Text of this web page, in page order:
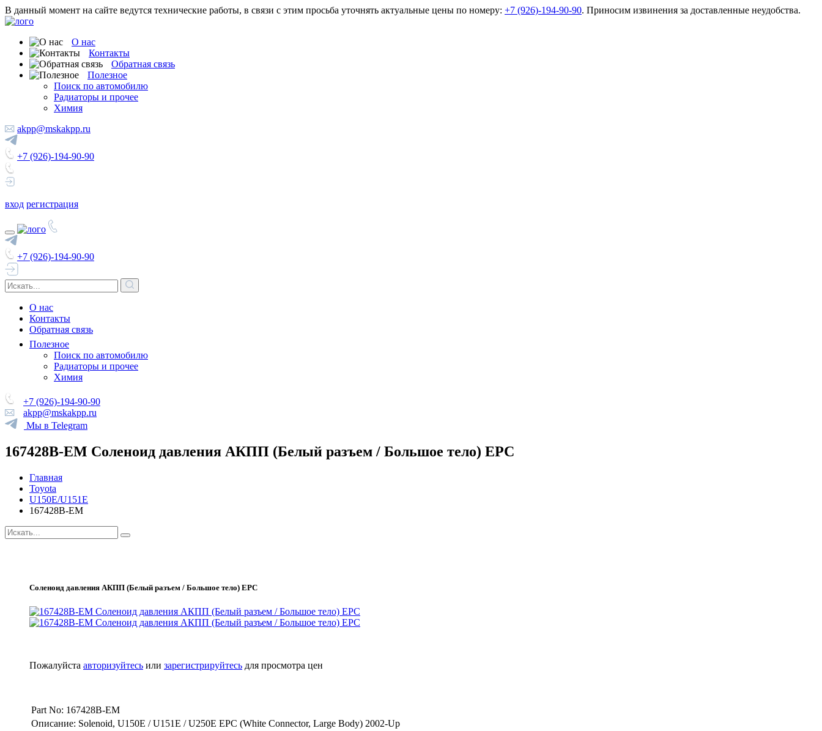
В данный момент на сайте ведутся технические работы, в связи с этим просьба уточнять актуальные цены по номеру: +7 (926)-194-90-90. Приносим извинения за доставленные неудобства.
О нас
Контакты
Обратная связь
Полезное
Поиск по автомобилю
Радиаторы и прочее
Химия
akpp@mskakpp.ru
+7 (926)-194-90-90
вход регистрация
+7 (926)-194-90-90
О нас
Контакты
Обратная связь
Полезное
Поиск по автомобилю
Радиаторы и прочее
Химия
+7 (926)-194-90-90
akpp@mskakpp.ru
Мы в Telegram
167428B-EM Соленоид давления АКПП (Белый разъем / Большое тело) EPC
Главная
Toyota
U150E/U151E
167428B-EM
Соленоид давления АКПП (Белый разъем / Большое тело) EPC
Пожалуйста авторизуйтесь или зарегистрируйтесь для просмотра цен
Part No: 167428B-EM
Описание: Solenoid, U150E / U151E / U250E EPC (White Connector, Large Body) 2002-Up